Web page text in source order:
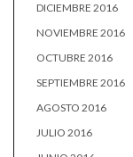
DICIEMBRE 2016
NOVIEMBRE 2016
OCTUBRE 2016
SEPTIEMBRE 2016
AGOSTO 2016
JULIO 2016